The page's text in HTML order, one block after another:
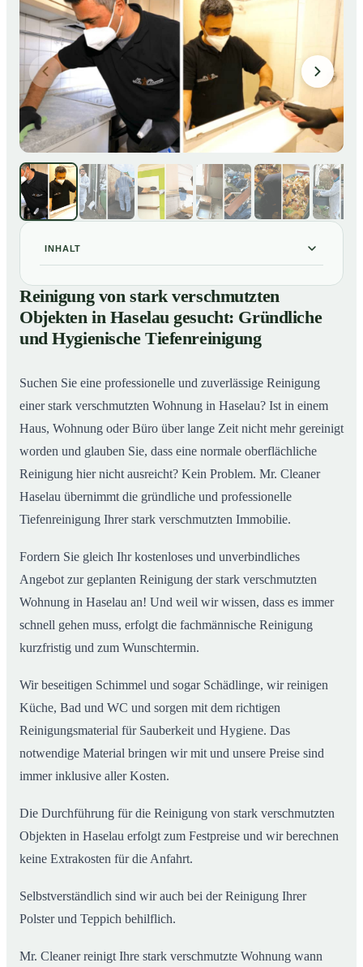
INHALT
01Reinigung von stark verschmutzten Objekten in
Haselau gesucht: Gründliche und Hygienische
Tiefenreinigung
02So reinigen unsere Profis stark verschmutzte
Reinigung von stark verschmutzten
Objekten in Haselau gesucht: Gründliche
und Hygienische Tiefenreinigung
Suchen Sie eine professionelle und zuverlässige Reinigung
einer stark verschmutzten Wohnung in Haselau? Ist in einem
Haus, Wohnung oder Büro über lange Zeit nicht mehr gereinigt
worden und glauben Sie, dass eine normale oberflächliche
Reinigung hier nicht ausreicht? Kein Problem. Mr. Cleaner
Haselau übernimmt die gründliche und professionelle
Tiefenreinigung Ihrer stark verschmutzten Immobilie.
Fordern Sie gleich Ihr kostenloses und unverbindliches
Angebot zur geplanten Reinigung der stark verschmutzten
Wohnung in Haselau an! Und weil wir wissen, dass es immer
schnell gehen muss, erfolgt die fachmännische Reinigung
kurzfristig und zum Wunschtermin.
Wir beseitigen Schimmel und sogar Schädlinge, wir reinigen
Küche, Bad und WC und sorgen mit dem richtigen
Reinigungsmaterial für Sauberkeit und Hygiene. Das
notwendige Material bringen wir mit und unsere Preise sind
immer inklusive aller Kosten.
Die Durchführung für die Reinigung von stark verschmutzten
Objekten in Haselau erfolgt zum Festpreise und wir berechnen
keine Extrakosten für die Anfahrt.
Selbstverständlich sind wir auch bei der Reinigung Ihrer
Polster und Teppich behilflich.
Mr. Cleaner reinigt Ihre stark verschmutzte Wohnung wann